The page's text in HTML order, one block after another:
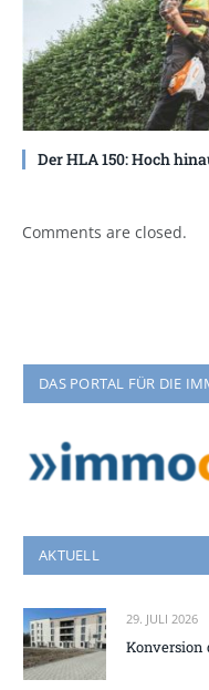
Der HLA 150: Hoch
Comments are closed.
DAS PORTAL FÜR DIE
AKTUELL
29. JULI 2026
Konversion